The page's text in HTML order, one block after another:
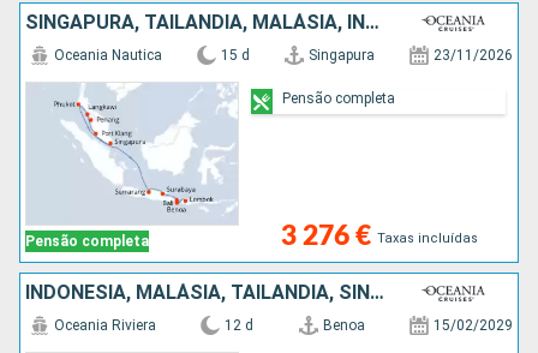
SINGAPURA, TAILÂNDIA, MALÁSIA, INDONÉSIA
Pensão completa
Oceania Nautica 15 d Singapura 23/11/2026
3 276 € Taxas incluídas
Pensão completa
INDONÉSIA, MALÁSIA, TAILÂNDIA, SINGAPURA
Oceania Riviera 12 d Benoa 15/02/2029